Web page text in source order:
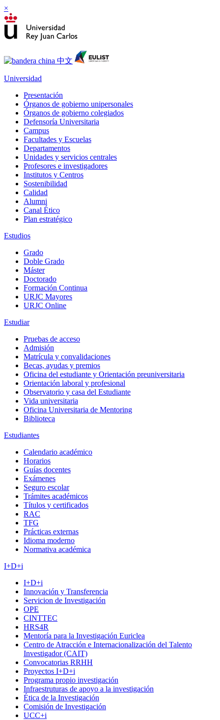
×
Universidad
Presentación
Órganos de gobierno unipersonales
Órganos de gobierno colegiados
Defensoría Universitaria
Campus
Facultades y Escuelas
Departamentos
Unidades y servicios centrales
Profesores e investigadores
Institutos y Centros
Sostenibilidad
Calidad
Alumni
Canal Ético
Plan estratégico
Estudios
Grado
Doble Grado
Máster
Doctorado
Formación Continua
URJC Mayores
URJC Online
Estudiar
Pruebas de acceso
Admisión
Matrícula y convalidaciones
Becas, ayudas y premios
Oficina del estudiante y Orientación preuniversitaria
Orientación laboral y profesional
Observatorio y casa del Estudiante
Vida universitaria
Oficina Universitaria de Mentoring
Biblioteca
Estudiantes
Calendario académico
Horarios
Guías docentes
Exámenes
Seguro escolar
Trámites académicos
Títulos y certificados
RAC
TFG
Prácticas externas
Idioma moderno
Normativa académica
I+D+i
I+D+i
Innovación y Transferencia
Servicion de Investigación
OPE
CINTTEC
HRS4R
Mentoría para la Investigación Euriclea
Centro de Atracción e Internacionalización del Talento
Investigador (CAIT)
Convocatorias RRHH
Proyectos I+D+i
Programa propio investigación
Infraestruturas de apoyo a la investigación
Ética de la Investigación
Comisión de Investigación
UCC+i